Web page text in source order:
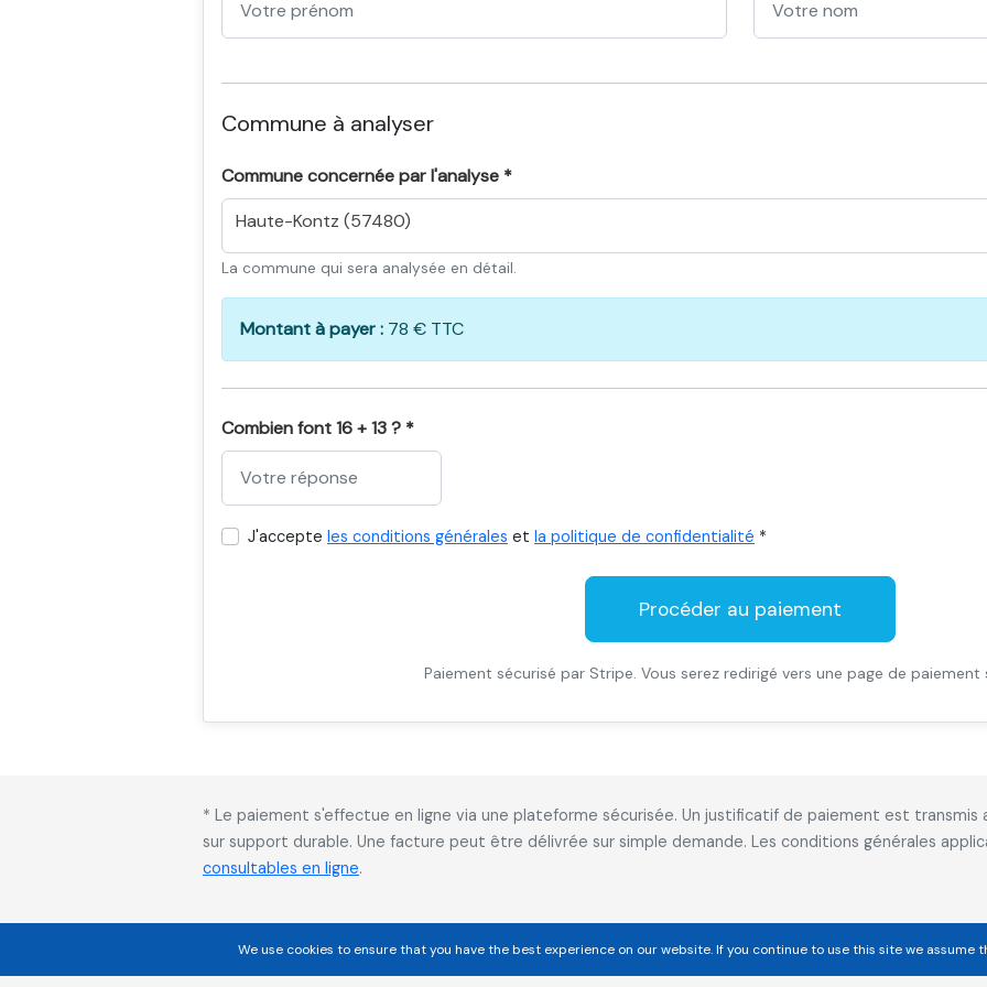
Commune à analyser
Commune concernée par l'analyse *
Haute-Kontz (57480)
La commune qui sera analysée en détail.
Montant à payer : 78 € TTC
Combien font 16 + 13 ? *
J'accepte les conditions générales et la politique de confidentialité *
Procéder au paiement
Paiement sécurisé par Stripe. Vous serez redirigé vers une page de paiement
* Le paiement s'effectue en ligne via une plateforme sécurisée. Un justificatif de paiement est
sur support durable. Une facture peut être délivrée sur simple demande. Les conditions générales
consultables en ligne.
We use cookies to ensure that you have the best experience on our website. If you continue to use this site we assume